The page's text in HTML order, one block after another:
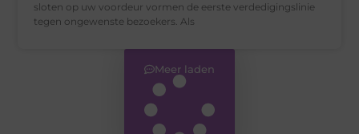
sloten op uw voordeur vormen de eerste verdedigingslinie
tegen ongewenste bezoekers. Als
Meer laden